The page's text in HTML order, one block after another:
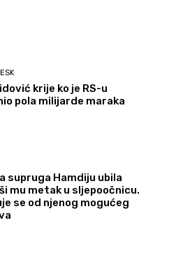
krije ko je RS-u
pola milijarde maraka
supruga Hamdiju ubila
mu metak u sljepoočnicu.
se od njenog mogućeg